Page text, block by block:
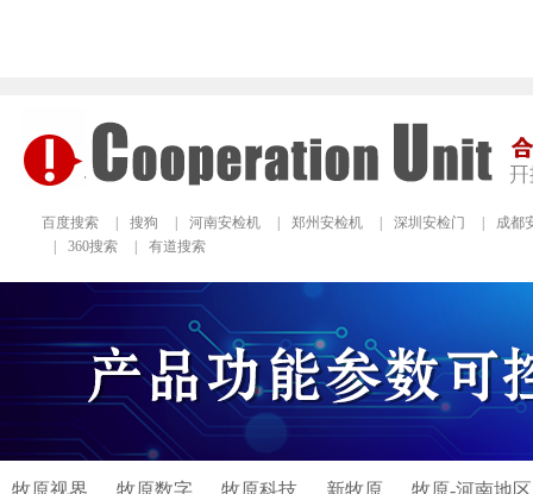
百度搜索 | 搜狗 | 河南安检机 | 郑州安检机 | 深圳安检门 |
成都
|
360搜索 | 有道搜索
牧原视界 牧原数字 牧原科技 新牧原 牧原-河南地区